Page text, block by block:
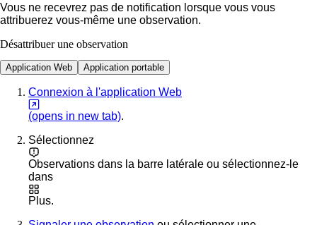
Vous ne recevrez pas de notification lorsque vous vous
attribuerez vous-même une observation.
Désattribuer une observation
Application Web Application portable
Connexion à l'application Web
(opens in new tab).
Sélectionnez
Observations dans la barre latérale ou sélectionnez-le
dans
Plus.